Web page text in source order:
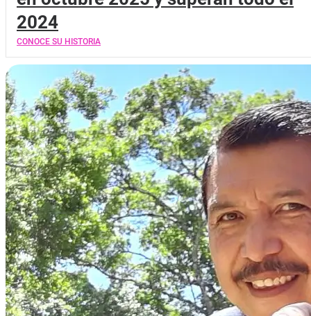
2024
CONOCE SU HISTORIA